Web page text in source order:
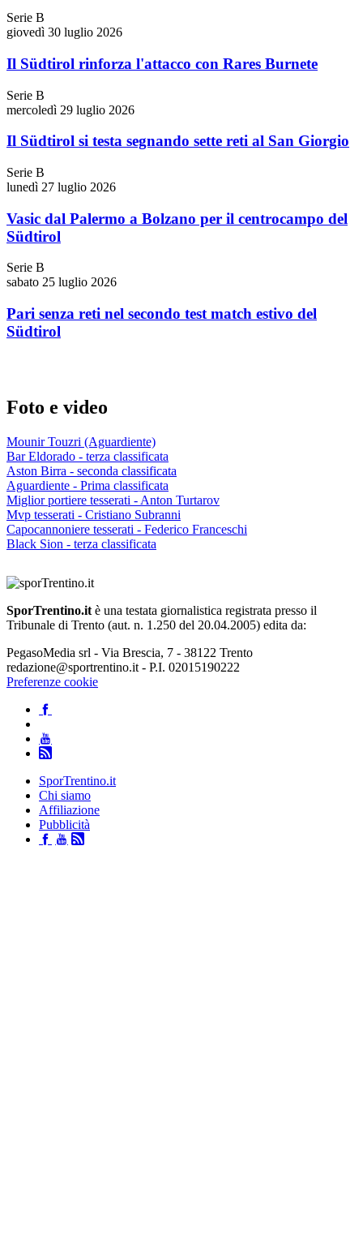
Serie B
giovedì 30 luglio 2026
Il Südtirol rinforza l'attacco con Rares Burnete
Serie B
mercoledì 29 luglio 2026
Il Südtirol si testa segnando sette reti al San Giorgio
Serie B
lunedì 27 luglio 2026
Vasic dal Palermo a Bolzano per il centrocampo del
Südtirol
Serie B
sabato 25 luglio 2026
Pari senza reti nel secondo test match estivo del
Südtirol
Foto e video
Mounir Touzri (Aguardiente)
Bar Eldorado - terza classificata
Aston Birra - seconda classificata
Aguardiente - Prima classificata
Miglior portiere tesserati - Anton Turtarov
Mvp tesserati - Cristiano Subranni
Capocannoniere tesserati - Federico Franceschi
Black Sion - terza classificata
SporTrentino.it è una testata giornalistica registrata presso il
Tribunale di Trento (aut. n. 1.250 del 20.04.2005) edita da:
PegasoMedia srl - Via Brescia, 7 - 38122 Trento
redazione@sportrentino.it - P.I. 02015190222
Preferenze cookie
SporTrentino.it
Chi siamo
Affiliazione
Pubblicità